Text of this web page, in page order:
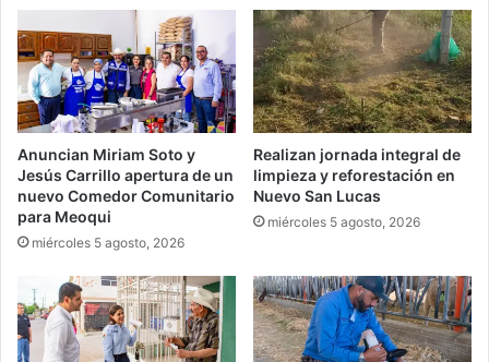
Anuncian Miriam Soto y
Jesús Carrillo apertura de un
nuevo Comedor Comunitario
para Meoqui
miércoles 5 agosto, 2026
Realizan jornada integral de
limpieza y reforestación en
Nuevo San Lucas
miércoles 5 agosto, 2026